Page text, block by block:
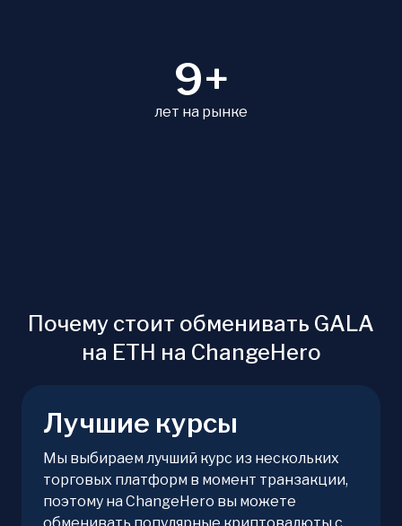
9+
лет на рынке
Почему стоит обменивать GALA
на ETH на ChangeHero
Лучшие курсы
Мы выбираем лучший курс из нескольких
торговых платформ в момент транзакции,
поэтому на ChangeHero вы можете